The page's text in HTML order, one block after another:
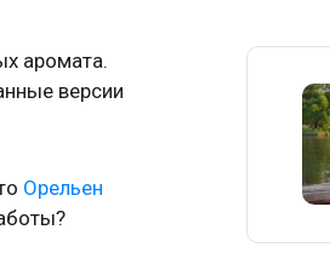
аромата.
версии
Орельен